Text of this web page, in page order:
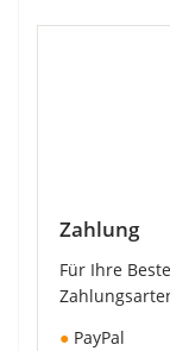
Zahlung
Für Ihre
● PayPal